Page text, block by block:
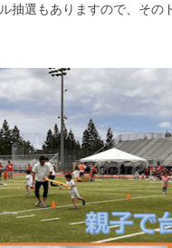
選もありますので、その